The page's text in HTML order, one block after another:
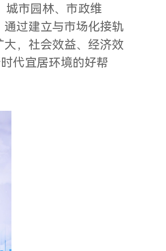
城市园林、市政维
过建立与市场化接轨
，社会效益、经济效
代宜居环境的好帮